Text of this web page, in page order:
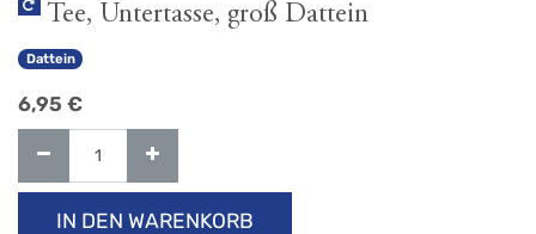
Tee, Untertasse, groß Dattein
Dattein
6,95 €
IN DEN WARENKORB